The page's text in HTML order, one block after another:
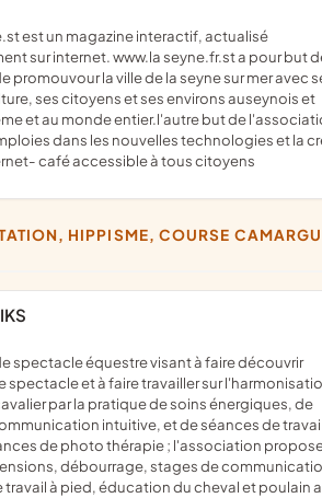
sur internet. www.la seyne.fr.st a pour but
promouvour la ville de la seyne sur mer avec
ses citoyens et ses environs auseynois et
et au monde entier.l'autre but de
dans les nouvelles technologies et la
café accessible à tous citoyens
spectacle et à faire travailler sur
par la pratique de soins énergiques, de
intuitive, et de séances de
de photo thérapie ; l'association
débourrage, stages de
travail à pied, éducation du cheval et poulain